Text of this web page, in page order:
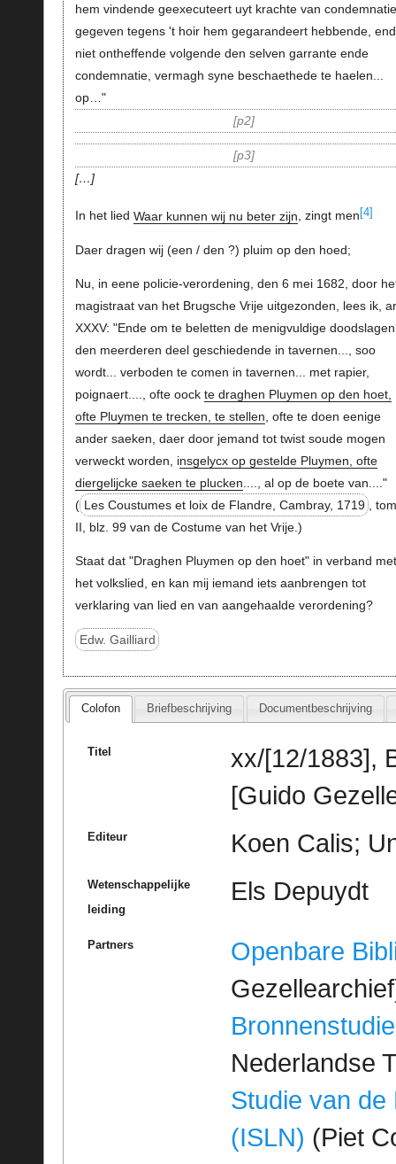
hem vindende geexecuteert uyt krachte van condemnatie
gegeven tegens 't hoir hem gegarandeert hebbende,
niet ontheffende volgende den selven garrante ende
condemnatie, vermagh syne beschaethede te haelen...
op…"
p2
p3
…
In het lied Waar kunnen wij nu beter zijn, zingt men [4]
Daer dragen wij (een / den ?) pluim op den hoed;
Nu, in eene policie-verordening, den 6 mei 1682, door
magistraat van het Brugsche Vrije uitgezonden, lees ik,
XXXV: "Ende om te beletten de menigvuldige
den meerderen deel geschiedende in tavernen..., soo
wordt... verboden te comen in tavernen... met rapier,
poignaert...., ofte oock te draghen Pluymen op den hoet,
ofte Pluymen te trecken, te stellen , ofte te doen eenige
ander saeken, daer door jemand tot twist soude mogen
verweckt worden, insgelycx op gestelde Pluymen, ofte
diergelijcke saeken te plucken ...., al op de boete van...."
( Les Coustumes et loix de Flandre, Cambray, 1719
,
II, blz. 99 van de Costume van het Vrije.)
Staat dat "Draghen Pluymen op den hoet" in verband met
het volkslied, en kan mij iemand iets aanbrengen tot
verklaring van lied en van aangehaalde verordening?
Edw. Gailliard
Colofon Briefbeschrijving Documentbeschrijving
Titel
xx/[12/1883],
[Guido
Editeur Koen Calis;
Wetenschappelijke
leiding
Els Depuydt
Partners
Openbare
Bronnenstudie
Nederlandse
Studie van de
(ISLN) (Piet